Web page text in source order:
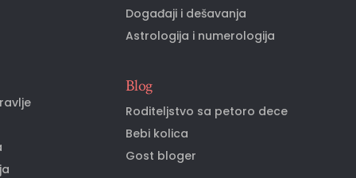
Događaji i dešavanja
Astrologija i numerologija
Blog
Roditeljstvo sa petoro dece
Bebi kolica
Gost bloger